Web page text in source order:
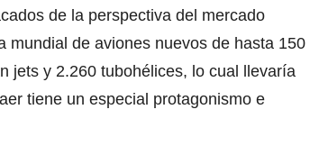
de la perspectiva del mercado
mundial de aviones nuevos de hasta 150
jets y 2.260 tubohélices, lo cual llevaría
tiene un especial protagonismo e